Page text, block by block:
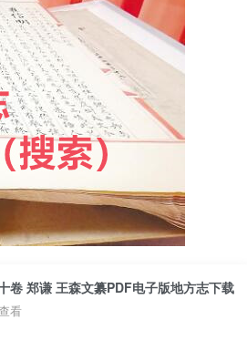
卷 郑谦 王森文纂PDF电子版地方志下载
看